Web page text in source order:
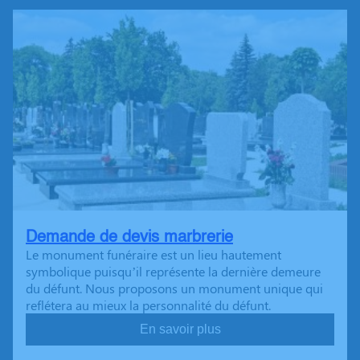
Demande de devis marbrerie
Le monument funéraire est un lieu hautement
symbolique puisqu’il représente la dernière demeure
du défunt. Nous proposons un monument unique qui
reflétera au mieux la personnalité du défunt.
En savoir plus